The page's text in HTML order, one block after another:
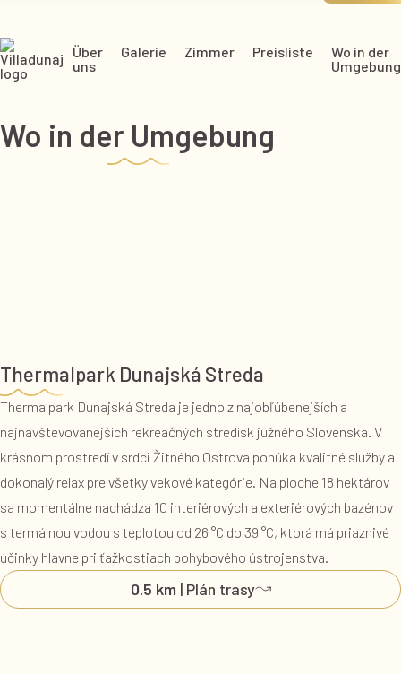
Über
uns
Galerie Zimmer Preisliste
Wo in der
Umgebung
Wo in der Umgebung
Thermalpark Dunajská Streda
Thermalpark Dunajská Streda je jedno z najobľúbenejších a
najnavštevovanejších rekreačných stredísk južného Slovenska. V
krásnom prostredí v srdci Žitného Ostrova ponúka kvalitné služby a
dokonalý relax pre všetky vekové kategórie. Na ploche 18 hektárov
sa momentálne nachádza 10 interiérových a exteriérových bazénov
s termálnou vodou s teplotou od 26 °C do 39 °C, ktorá má priaznivé
účinky hlavne pri ťažkostiach pohybového ústrojenstva.
0.5 km | Plán trasy